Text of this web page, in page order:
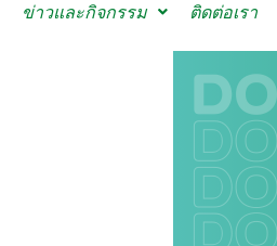
ข่าวและกิจกรรม
ติดต่อเรา